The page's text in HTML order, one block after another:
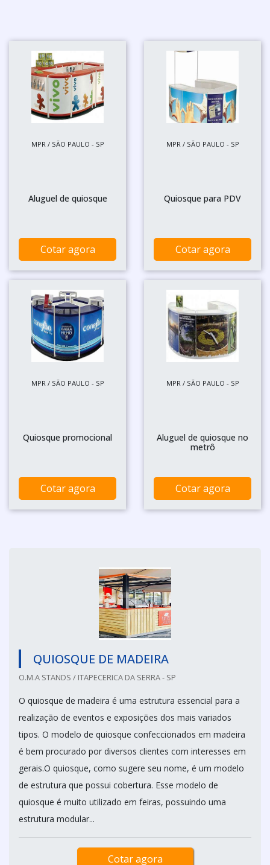
MPR / SÃO PAULO - SP
Aluguel de quiosque
Cotar agora
MPR / SÃO PAULO - SP
Quiosque para PDV
Cotar agora
MPR / SÃO PAULO - SP
Quiosque promocional
Cotar agora
MPR / SÃO PAULO - SP
Aluguel de quiosque no
metrô
Cotar agora
QUIOSQUE DE MADEIRA
O.M.A STANDS / ITAPECERICA DA SERRA - SP
O quiosque de madeira é uma estrutura essencial para a
realização de eventos e exposições dos mais variados
tipos. O modelo de quiosque confeccionados em madeira
é bem procurado por diversos clientes com interesses em
gerais.O quiosque, como sugere seu nome, é um modelo
de estrutura que possui cobertura. Esse modelo de
quiosque é muito utilizado em feiras, possuindo uma
estrutura modular...
Cotar agora